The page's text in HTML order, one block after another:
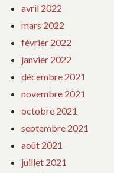
avril 2022
mars 2022
février 2022
janvier 2022
décembre 2021
novembre 2021
octobre 2021
septembre 2021
août 2021
juillet 2021